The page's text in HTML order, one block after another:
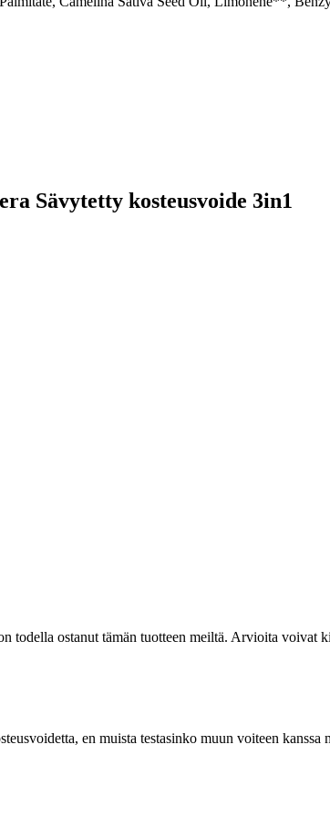
Sävytetty kosteusvoide 3in1
todella ostanut tämän tuotteen meiltä. Arvioita voivat
en muista testasinko muun voiteen kanssa